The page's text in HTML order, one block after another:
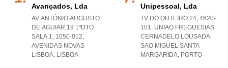
Avançados, Lda
AV ANTÓNIO AUGUSTO
DE AGUIAR 19 1ºDTO.
SALA 1, 1050-012,
AVENIDAS NOVAS
LISBOA, LISBOA
Unipessoal, Lda
TV DO OUTEIRO 24, 4620-
101, UNIAO FREGUESIAS
CERNADELO LOUSADA
SAO MIGUEL SANTA
MARGARIDA, PORTO